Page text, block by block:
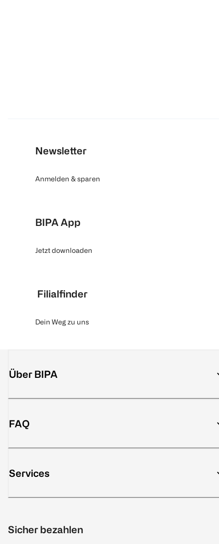
Newsletter
Anmelden & sparen
BIPA App
Jetzt downloaden
Filialfinder
Dein Weg zu uns
Über BIPA
FAQ
Services
Sicher bezahlen